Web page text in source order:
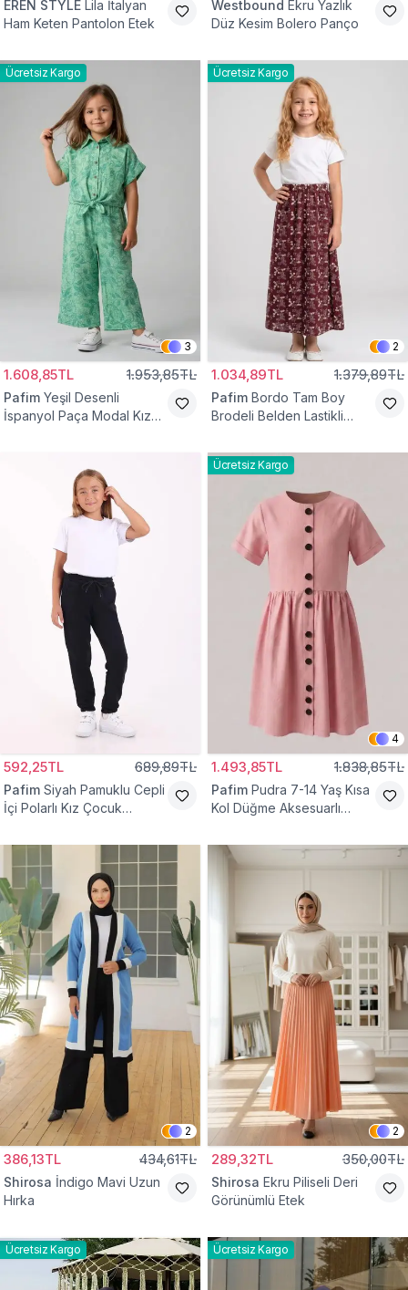
EREN STYLE Lila İtalyan
Ham Keten Pantolon Etek
Westbound Ekru Yazlık
Düz Kesim Bolero Panço
Ücretsiz Kargo
3
1.608,85TL 1.953,85TL
Pafim Yeşil Desenli
İspanyol Paça Modal Kız
Ücretsiz Kargo
2
1.034,89TL 1.379,89TL
Pafim Bordo Tam Boy
Brodeli Belden Lastikli
592,25TL 689,89TL
Pafim Siyah Pamuklu Cepli
İçi Polarlı Kız Çocuk
Ücretsiz Kargo
4
1.493,85TL 1.838,85TL
Pafim Pudra 7-14 Yaş Kısa
Kol Düğme Aksesuarlı
2
386,13TL 434,61TL
Shirosa İndigo Mavi Uzun
Hırka
2
289,32TL 350,00TL
Shirosa Ekru Piliseli Deri
Görünümlü Etek
Ücretsiz Kargo Ücretsiz Kargo